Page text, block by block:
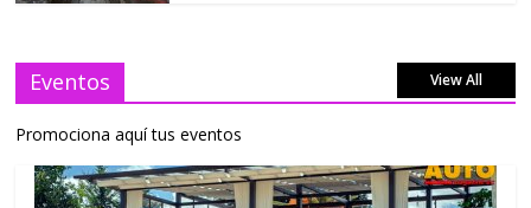
Eventos View All
Promociona aquí tus eventos